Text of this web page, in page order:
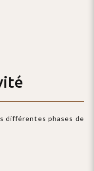
différentes phases de